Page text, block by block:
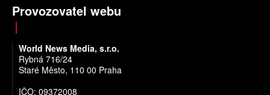
Provozovatel webu
World News Media, s.r.o.
Rybná 716/24
Staré Město, 110 00 Praha
IČO: 09372008